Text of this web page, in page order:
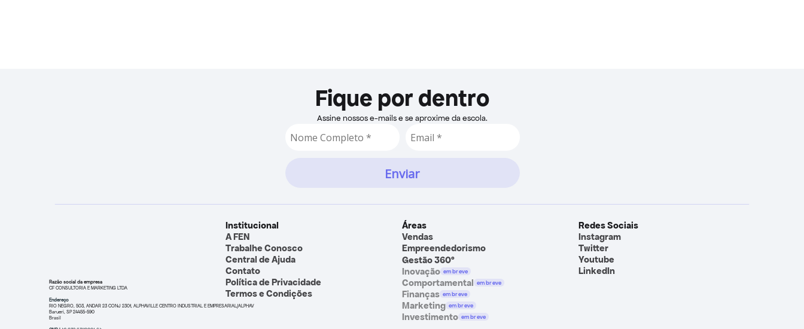
Fique por dentro
Assine nossos e-mails e se aproxime da escola.
Razão social da empresa
CF CONSULTORIA E MARKETING LTDA
Endereço
RIO NEGRO, 503, ANDAR 23 CONJ 2301, ALPHAVILLE CENTRO INDUSTRIAL E EMPRESARIAL/ALPHAV
Barueri, SP 24455-590
Brasil
Institucional
A FEN
Trabalhe Conosco
Central de Ajuda
Contato
Política de Privacidade
Termos e Condições
Áreas
Vendas
Empreendedorismo
Gestão 360º
Inovação em breve
Comportamental em breve
Finanças em breve
Marketing em breve
Investimento em breve
Redes Sociais
Instagram
Twitter
Youtube
LinkedIn